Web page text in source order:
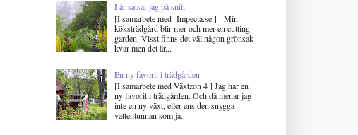
I år satsar jag på snitt
[I samarbete med Impecta.se ] Min
köksträdgård blir mer och mer en cutting
garden. Visst finns det väl någon grönsak
kvar men det är...
En ny favorit i trädgården
[I samarbete med Växtzon 4 ] Jag har en
ny favorit i trädgården. Och då menar jag
inte en ny växt, eller ens den snygga
vattentunnan som ja...